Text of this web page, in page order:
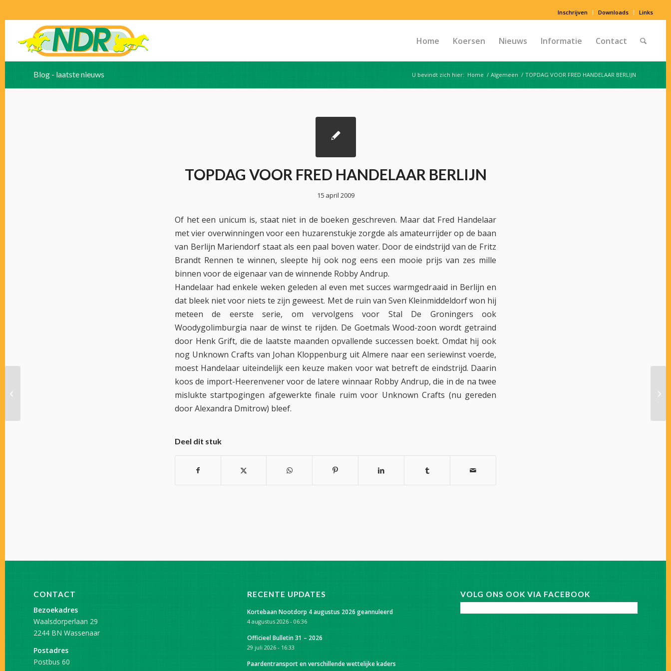
Inschrijven Downloads Links
Home Koersen Nieuws Informatie Contact
Blog - laatste nieuws U bevindt zich hier: Home / Algemeen / TOPDAG VOOR FRED HANDELAAR BERLIJN
TOPDAG VOOR FRED HANDELAAR BERLIJN
15 april 2009
Of het een unicum is, staat niet in de boeken geschreven. Maar dat Fred Handelaar
met vier overwinningen voor een huzarenstukje zorgde als amateurrijder op de baan
van Berlijn Mariendorf staat als een paal boven water. Door de eindstrijd van de Fritz
Brandt Rennen te winnen, sleepte hij ook nog eens een mooie prijs van zes mille
binnen voor de eigenaar van de winnende Robby Andrup.
Handelaar had enkele weken geleden al even met succes warmgedraaid in Berlijn en
dat bleek niet voor niets te zijn geweest. Met de ruin van Sven Kleinmiddeldorf won hij
meteen de eerste serie, om vervolgens voor Stal De Groningers ook
Woodygolimburgia naar de winst te rijden. De Goetmals Wood-zoon wordt getraind
door Henk Grift, die de laatste maanden opvallende successen boekt. Omdat hij ook
nog Unknown Crafts van Johan Kloppenburg uit Almere naar een seriewinst voerde,
moest Handelaar uiteindelijk een keuze maken voor wat betreft de eindstrijd. Daarin
koos de import-Heerenvener voor de latere winnaar Robby Andrup, die in de na twee
mislukte startpogingen afgewerkte finale ruim voor Unknown Crafts (nu gereden
door Alexandra Dmitrow) bleef.
Deel dit stuk
CONTACT
Bezoekadres
Waalsdorperlaan 29
2244 BN Wassenaar
Postadres
Postbus 60
RECENTE UPDATES
Kortebaan Nootdorp 4 augustus 2026 geannuleerd
4 augustus 2026 - 06:36
Officieel Bulletin 31 – 2026
29 juli 2026 - 16:33
Paardentransport en verschillende wettelijke kaders
VOLG ONS OOK VIA FACEBOOK